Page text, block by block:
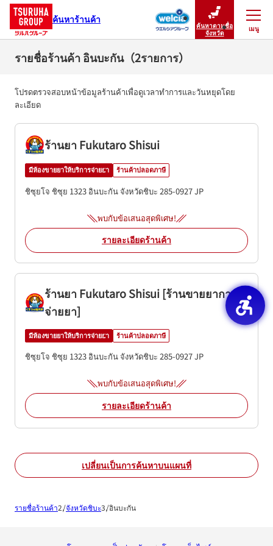
ค้นหาร้านค้า
ค้นหาตามชื่อ
จังหวัด
เมนู
ปิดเมนู
รายชื่อร้านค้า อินบะกัน（2รายการ）
โปรดตรวจสอบหน้าข้อมูลร้านค้าเพื่อดูเวลาทำการและวันหยุดโดย
ละเอียด
ร้านยา Fukutaro Shisui
มีห้องขายยาให้บริการจ่ายยา ร้านค้าปลอดภาษี
ชิซุยโจ ชิซุย 1323 อินบะกันจังหวัดชิบะ 285-0927JP
พบกับข้อเสนอสุดพิเศษ!
รายละเอียดร้านค้า
ร้านยา Fukutaro Shisui [ร้านขายยาการ
จ่ายยา]
มีห้องขายยาให้บริการจ่ายยา ร้านค้าปลอดภาษี
ชิซุยโจ ชิซุย 1323 อินบะกันจังหวัดชิบะ 285-0927JP
พบกับข้อเสนอสุดพิเศษ!
รายละเอียดร้านค้า
เปลี่ยนเป็นการค้นหาบนแผนที่
รายชื่อร้านค้า จังหวัดชิบะ อินบะกัน